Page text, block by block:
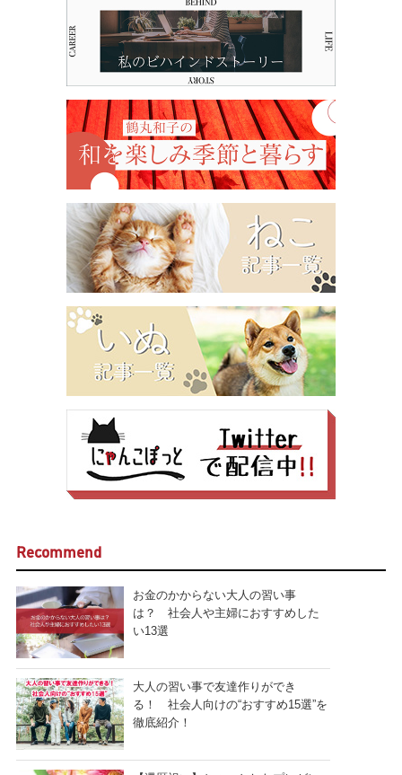
Recommend
お金のかからない大人の習い事
は？ 社会人や主婦におすすめした
い13選
大人の習い事で友達作りができ
る！ 社会人向けの“おすすめ15選”を
徹底紹介！